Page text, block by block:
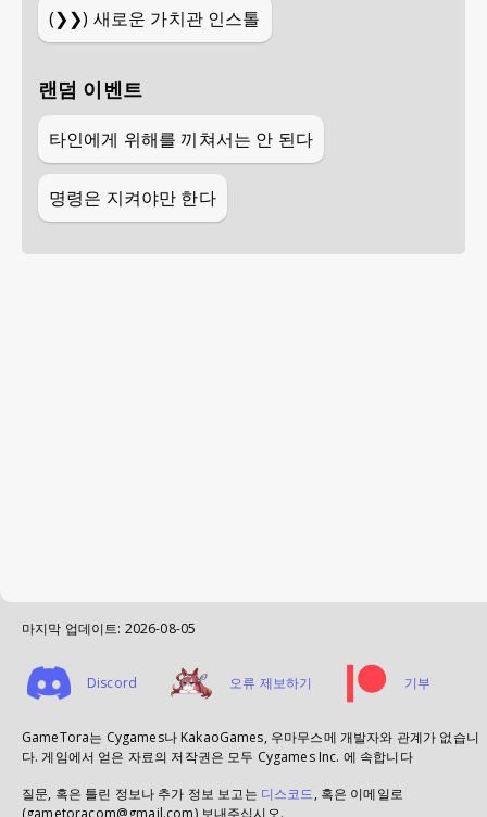
(❯❯) 새로운 가치관 인스톨
랜덤 이벤트
타인에게 위해를 끼쳐서는 안 된다
명령은 지켜야만 한다
마지막 업데이트: 2026-08-05
Discord 오류 제보하기 기부
GameTora는 Cygames나 KakaoGames, 우마무스메 개발자와 관계가 없습니
다. 게임에서 얻은 자료의 저작권은 모두 Cygames Inc. 에 속합니다
질문, 혹은 틀린 정보나 추가 정보 보고는 디스코드, 혹은 이메일로
(gametoracom@gmail.com) 보내주십시오.